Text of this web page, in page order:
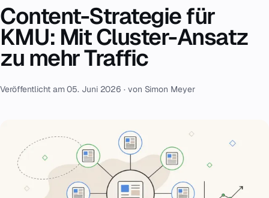
04Projekte
Preise
Notfall
08English
Content-Strategie für
KMU: Mit Cluster-Ansatz
zu mehr Traffic
Veröffentlicht am 05. Juni 2026 · von Simon Meyer